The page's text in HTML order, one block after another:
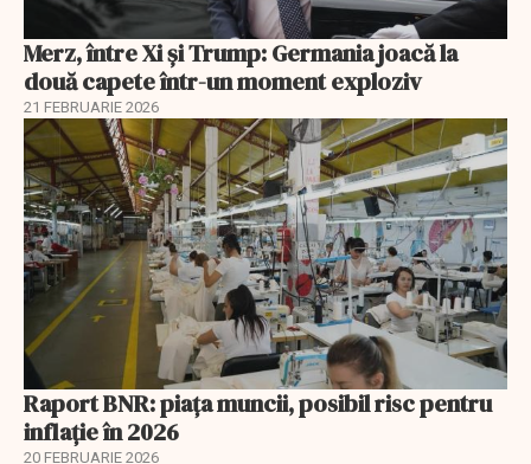
Merz, între Xi și Trump: Germania joacă la
două capete într-un moment exploziv
21 FEBRUARIE 2026
Raport BNR: piața muncii, posibil risc pentru
inflație în 2026
20 FEBRUARIE 2026